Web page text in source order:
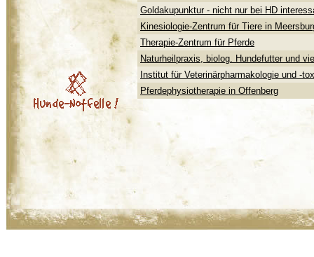
Goldakupunktur - nicht nur bei HD
Kinesiologie-Zentrum für Tiere in
Therapie-Zentrum für Pferde
Naturheilpraxis, biolog. Hundefutter und
Institut für Veterinärpharmakologie und -
Pferdephysiotherapie in Offenberg